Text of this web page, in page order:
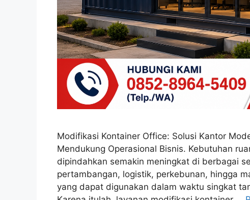
Modifikasi Kontainer Office: Solusi Kantor
Mendukung Operasional Bisnis. Kebutuhan
dipindahkan semakin meningkat di berbagai
pertambangan, logistik, perkebunan, hingga
yang dapat digunakan dalam waktu singkat